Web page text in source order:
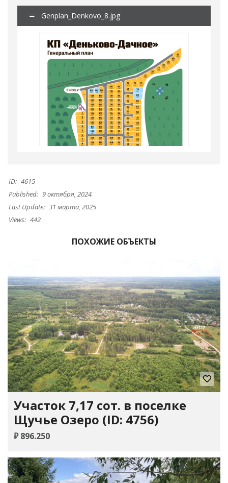
Genplan_Denkovo_8.jpg
ID: 4615
Published: 9 октября, 2024
Last Update: 31 марта, 2025
Views: 442
ПОХОЖИЕ ОБЪЕКТЫ
Участок 7,17 сот. в поселке
Щучье Озеро (ID: 4756)
₽ 896.250